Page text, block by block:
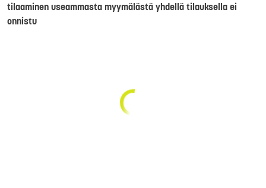
tilaaminen useammasta myymälästä yhdellä tilauksella ei
onnistu